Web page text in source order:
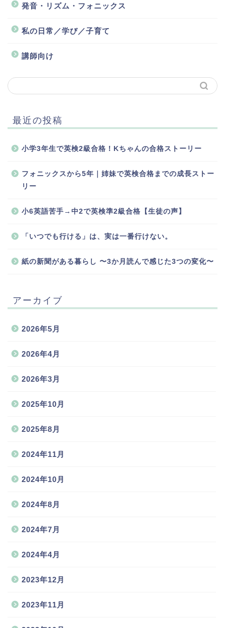
発音・リズム・フォニックス
私の日常／学び／子育て
講師向け
最近の投稿
小学3年生で英検2級合格！Kちゃんの合格ストーリー
フォニックスから5年｜姉妹で英検合格までの成長ストー
リー
小6英語苦手→中2で英検準2級合格【生徒の声】
「いつでも行ける」は、実は一番行けない。
紙の新聞がある暮らし 〜3か月読んで感じた3つの変化〜
アーカイブ
2026年5月
2026年4月
2026年3月
2025年10月
2025年8月
2024年11月
2024年10月
2024年8月
2024年7月
2024年4月
2023年12月
2023年11月